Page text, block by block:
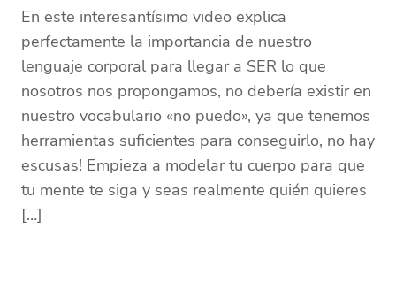
En este interesantísimo video explica
perfectamente la importancia de nuestro
lenguaje corporal para llegar a SER lo que
nosotros nos propongamos, no debería existir en
nuestro vocabulario «no puedo», ya que tenemos
herramientas suficientes para conseguirlo, no hay
escusas! Empieza a modelar tu cuerpo para que
tu mente te siga y seas realmente quién quieres
[…]